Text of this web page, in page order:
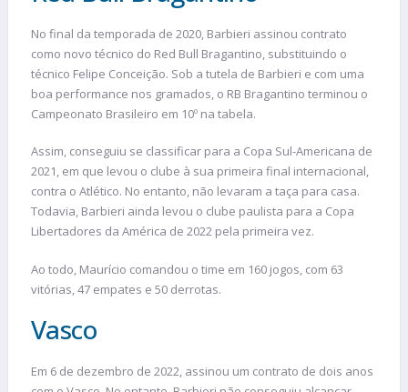
No final da temporada de 2020, Barbieri assinou contrato
como novo técnico do Red Bull Bragantino, substituindo o
técnico Felipe Conceição. Sob a tutela de Barbieri e com uma
boa performance nos gramados, o RB Bragantino terminou o
Campeonato Brasileiro em 10º na tabela.
Assim, conseguiu se classificar para a Copa Sul-Americana de
2021, em que levou o clube à sua primeira final internacional,
contra o Atlético. No entanto, não levaram a taça para casa.
Todavia, Barbieri ainda levou o clube paulista para a Copa
Libertadores da América de 2022 pela primeira vez.
Ao todo, Maurício comandou o time em 160 jogos, com 63
vitórias, 47 empates e 50 derrotas.
Vasco
Em 6 de dezembro de 2022, assinou um contrato de dois anos